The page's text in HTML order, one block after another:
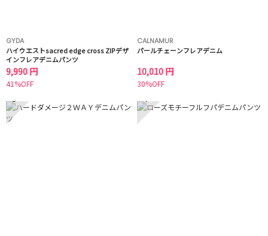
GYDA
ハイウエストsacred edge cross ZIPデザ
インフレアデニムパンツ
9,990 円
41%OFF
CALNAMUR
パールチェーンフレアデニム
10,010 円
30%OFF
3 4